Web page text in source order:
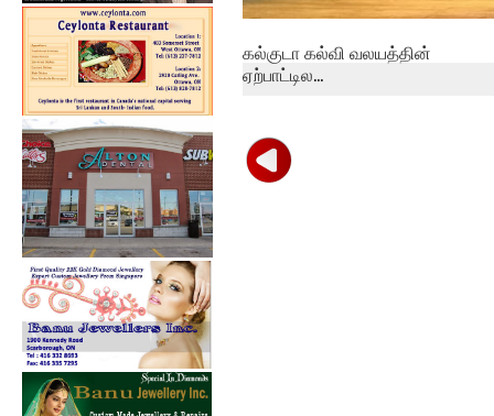
கல்குடா கல்வி வலயத்தின்
ஏற்பாட்டில...